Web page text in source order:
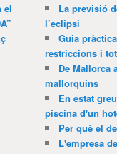
el
La previsió
l’eclipsi
Guia
restriccions i
De Mallorca
mallorquins
En estat
piscina d'un
Per què el
L'empresa